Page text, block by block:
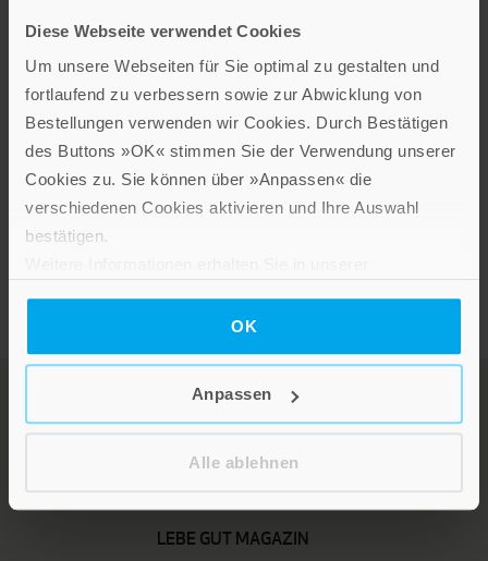
Diese Webseite verwendet Cookies
Um unsere Webseiten für Sie optimal zu gestalten und
fortlaufend zu verbessern sowie zur Abwicklung von
Bestellungen verwenden wir Cookies. Durch Bestätigen
des Buttons »OK« stimmen Sie der Verwendung unserer
Cookies zu. Sie können über »Anpassen« die
verschiedenen Cookies aktivieren und Ihre Auswahl
bestätigen.
OK
Anpassen
Alle ablehnen
Im Shop ansehen
LEBE GUT MAGAZIN